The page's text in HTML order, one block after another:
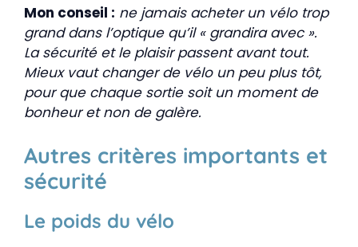
Mon conseil : ne jamais acheter un vélo trop
grand dans l’optique qu’il « grandira avec ».
La sécurité et le plaisir passent avant tout.
Mieux vaut changer de vélo un peu plus tôt,
pour que chaque sortie soit un moment de
bonheur et non de galère.
Autres critères importants et
sécurité
Le poids du vélo